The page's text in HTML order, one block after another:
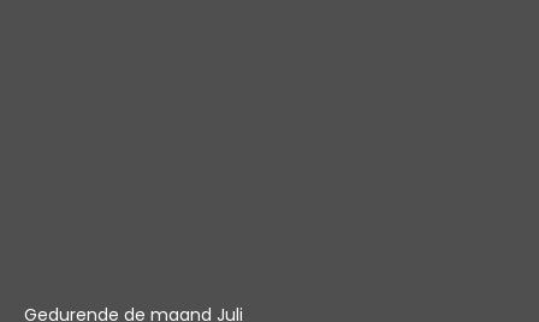
Gedurende de maand Juli